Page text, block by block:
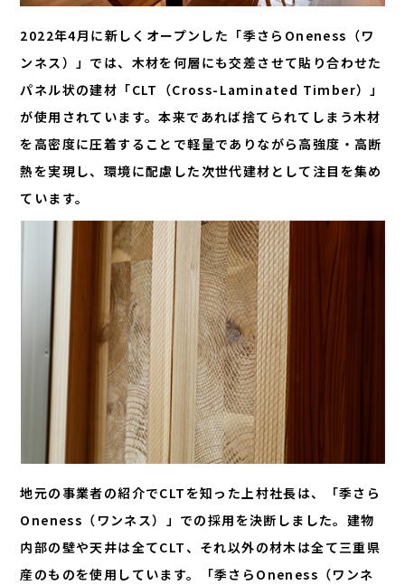
2022年4月に新しくオープンした「季さらOneness（ワ
ンネス）」では、木材を何層にも交差させて貼り合わせた
パネル状の建材「CLT（Cross-Laminated Timber）」
が使用されています。本来であれば捨てられてしまう木材
を高密度に圧着することで軽量でありながら高強度・高断
熱を実現し、環境に配慮した次世代建材として注目を集め
ています。
地元の事業者の紹介でCLTを知った上村社長は、「季さら
Oneness（ワンネス）」での採用を決断しました。建物
内部の壁や天井は全てCLT、それ以外の材木は全て三重県
産のものを使用しています。「季さらOneness（ワンネ